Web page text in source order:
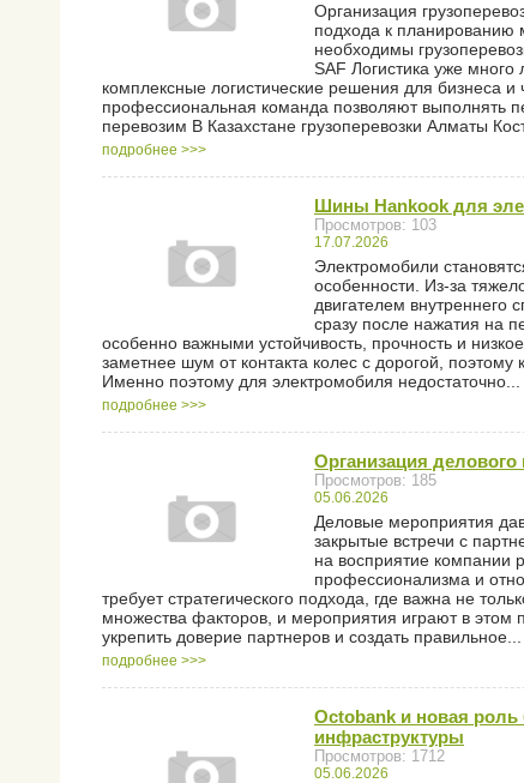
Организация
подхода к планированию
необходимы
SAF Логистика уже много
комплексные логистические решения для бизнеса
профессиональная команда позволяют выполнять
перевозим В Казахстане грузоперевозки Алматы
подробнее >>>
Шины Hankook для
Просмотров: 103
17.07.2026
Электромобили
особенности. Из-за
двигателем внутреннего
сразу после нажатия на
особенно важными устойчивость, прочность и
заметнее шум от контакта колес с дорогой,
Именно поэтому для электромобиля недостаточно...
подробнее >>>
Организация
Просмотров: 185
05.06.2026
Деловые мероприятия
закрытые встречи с
на восприятие компании
профессионализма и
требует стратегического подхода, где важна не
множества факторов, и мероприятия играют в этом
укрепить доверие партнеров и создать правильное...
подробнее >>>
Octobank и новая роль
инфраструктуры
Просмотров: 1712
05.06.2026